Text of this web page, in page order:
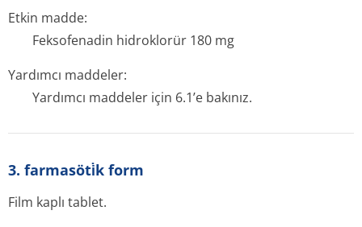
Etkin madde:
Feksofenadin hidroklorür 180 mg
Yardımcı maddeler:
Yardımcı maddeler için 6.1’e bakınız.
3. farmasöti̇k form
Film kaplı tablet.